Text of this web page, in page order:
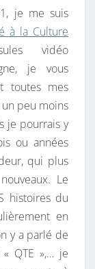
A
I
R
je me suis
à la Culture
vidéo
je vous
toutes mes
peu moins
je pourrais y
ou années
qui plus
Le
histoires du
en
y a parlé de
QTE »,… je